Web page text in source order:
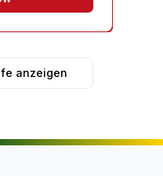
anzeigen